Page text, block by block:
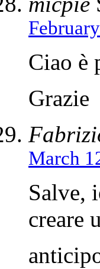
Ciao è
Grazie
March
Salve,
creare